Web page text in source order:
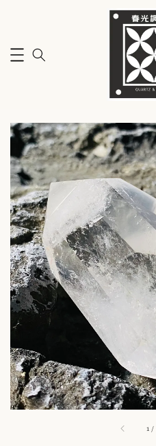
1 /